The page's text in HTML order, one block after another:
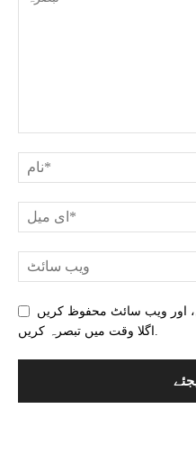
اور ویب سائٹ محفوظ کریں
اگلا وقت میں تبصرہ کریں.